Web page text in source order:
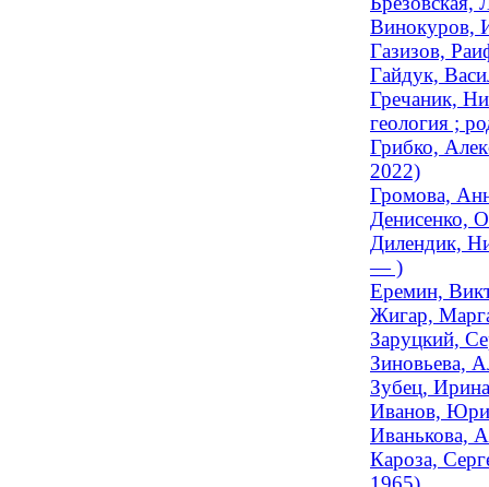
Винокуров,
Газизов,
Гайдук,
Гречаник,
геология ;
Грибко,
2022)
Громова,
Денисенко,
Дилендик,
— )
Еремин,
Жигар,
Заруцкий,
Зиновьева,
Зубец,
Иванов,
Иванькова,
Кароза,